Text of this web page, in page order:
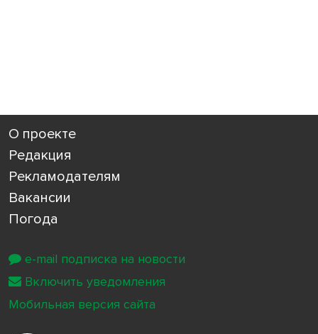
О проекте
Редакция
Рекламодателям
Вакансии
Погода
e-mail подписка на новости
Включить уведомления
Мобильная версия сайта